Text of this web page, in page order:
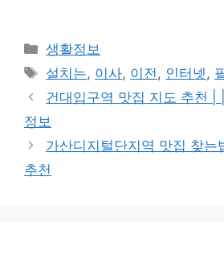
카
테
리
생활정보
태
그
설치는, 이사, 이전 , 인터넷 ,
건대입구역 맛집 지도 추천 |
정보
가산디지털단지역 맛집 찾
추천